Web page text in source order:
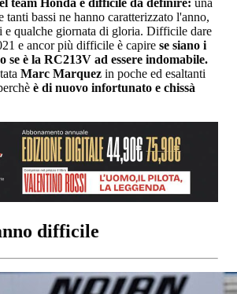
team Honda è difficile da definire: una
tanti bassi ne hanno caratterizzato l'anno,
qualche giornata di gloria. Difficile dare
e ancor più difficile è capire se siano i
se è la RC213V ad essere indomabile.
Marc Marquez in poche ed esaltanti
è di nuovo infortunato e chissà
difficile